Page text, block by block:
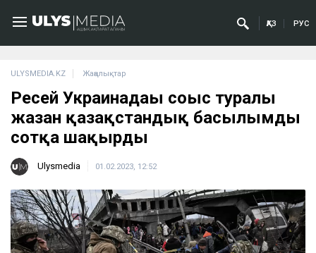
ҚАЗ РУС
ULYSMEDIA.KZ Жаңалықтар
Ресей Украинадағы соғыс туралы
жазған қазақстандық басылымды
сотқа шақырды
Ulysmedia 01.02.2023, 12:52